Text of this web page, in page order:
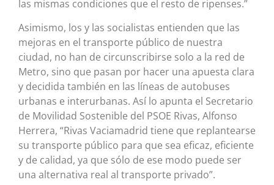
las mismas condiciones que el resto de ripenses.”
Asimismo, los y las socialistas entienden que las
mejoras en el transporte público de nuestra
ciudad, no han de circunscribirse solo a la red de
Metro, sino que pasan por hacer una apuesta clara
y decidida también en las líneas de autobuses
urbanas e interurbanas. Así lo apunta el Secretario
de Movilidad Sostenible del PSOE Rivas, Alfonso
Herrera, “Rivas Vaciamadrid tiene que replantearse
su transporte público para que sea eficaz, eficiente
y de calidad, ya que sólo de ese modo puede ser
una alternativa real al transporte privado”.